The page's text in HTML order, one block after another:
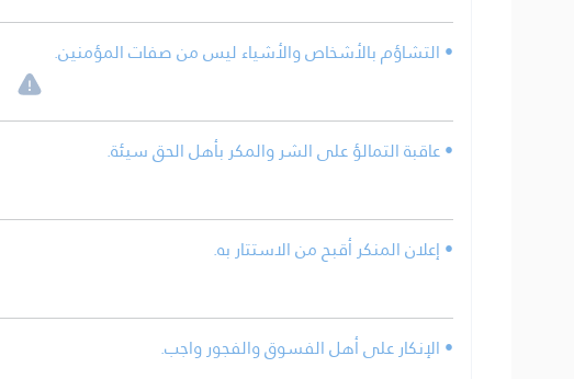
• التشاؤم بالأشخاص والأشياء ليس من صفات المؤمنين.
• عاقبة التمالؤ على الشر والمكر بأهل الحق سيئة.
• إعلان المنكر أقبح من الاستتار به.
• الإنكار على أهل الفسوق والفجور واجب.